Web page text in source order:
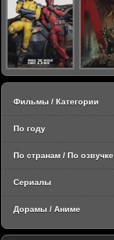
Фильмы / Категории
По году
По странам / По озвучке
Сериалы
Дорамы / Аниме